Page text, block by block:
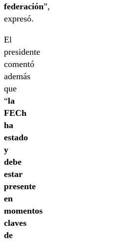
federación”,
expresó.
El
presidente
comentó
además
que
“la
FECh
ha
estado
y
debe
estar
presente
en
momentos
claves
de